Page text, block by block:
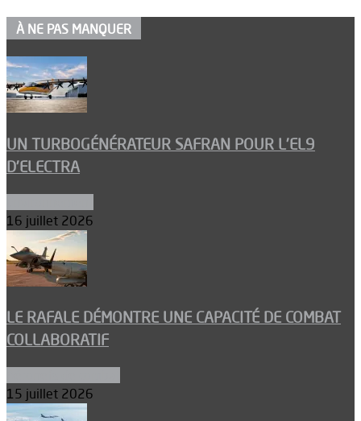
À NE PAS MANQUER
UN TURBOGÉNÉRATEUR SAFRAN POUR L’EL9
D’ELECTRA
16 juillet 2026
LE RAFALE DÉMONTRE UNE CAPACITÉ DE COMBAT
COLLABORATIF
15 juillet 2026